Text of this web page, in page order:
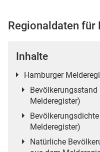
Regionaldaten
Inhalte
Hamburger
Melderegister)
Melderegister)
Natürliche